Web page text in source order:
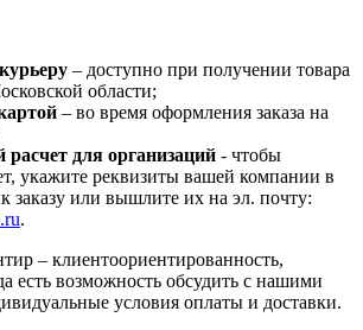
– доступно при получении товара
области;
– во время оформления заказа на
для организаций - чтобы
укажите реквизиты вашей компании в
заказу или вышлите их на эл. почту:
.
– клиентоориентированность,
есть возможность обсудить с нашими
условия оплаты и доставки.